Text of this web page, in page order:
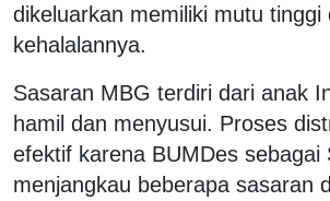
dikeluarkan memiliki mutu tinggi
kehalalannya.
Sasaran MBG terdiri dari anak
hamil dan menyusui. Proses
efektif karena BUMDes sebagai
menjangkau beberapa sasaran